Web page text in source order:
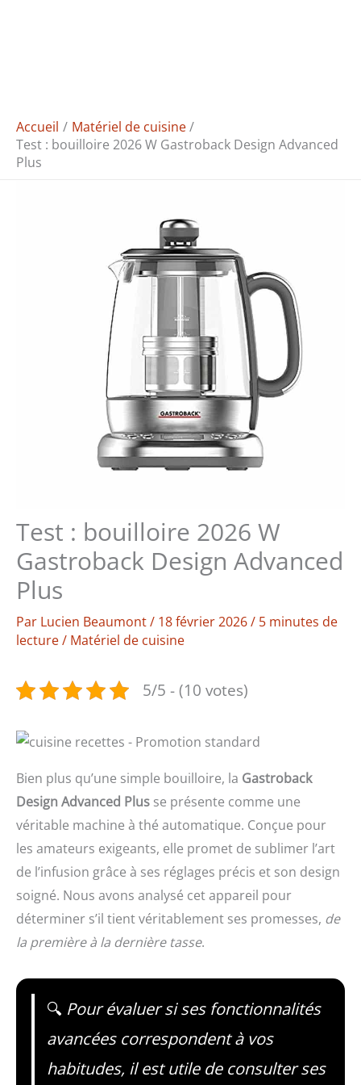
Accueil
Matériel de cuisine
Test : bouilloire 2026 W Gastroback Design Advanced
Plus
Test : bouilloire 2026 W
Gastroback Design Advanced
Plus
Par Lucien Beaumont/ 18 février 2026/ 5 minutes de
lecture/ Matériel de cuisine
5/5 - (10 votes)
Bien plus qu’une simple bouilloire, la Gastroback
Design Advanced Plus se présente comme une
véritable machine à thé automatique. Conçue pour
les amateurs exigeants, elle promet de sublimer l’art
de l’infusion grâce à ses réglages précis et son design
soigné. Nous avons analysé cet appareil pour
déterminer s’il tient véritablement ses promesses, de
la première à la dernière tasse.
🔍 Pour évaluer si ses fonctionnalités
avancées correspondent à vos
habitudes, il est utile de consulter ses